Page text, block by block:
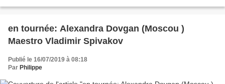
en tournée: Alexandra Dovgan (Moscou )
Maestro Vladimir Spivakov
Publié le 16/07/2019 à 08:18
Par Philippe